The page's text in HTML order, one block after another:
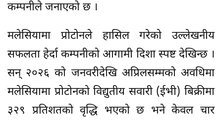
कम्पनीले जनाएको छ ।
मलेसियामा प्रोटोनले हासिल गरेको उल्लेखनीय
सफलता हेर्दा कम्पनीको आगामी दिशा स्पष्ट देखिन्छ ।
सन् २०२६ को जनवरीदेखि अप्रिलसम्मको अवधिमा
मलेसियामा प्रोटोनको विद्युतीय सवारी (ईभी) बिक्रीमा
३२९ प्रतिशतको वृद्धि भएको छ भने केवल चार